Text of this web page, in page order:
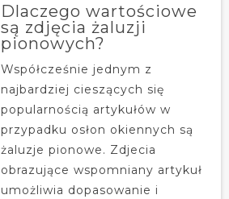
Dlaczego wartościowe
są zdjęcia żaluzji
pionowych?
Współcześnie jednym z
najbardziej cieszących się
popularnością artykułów w
przypadku osłon okiennych są
żaluzje pionowe. Zdjecia
obrazujące wspomniany artykuł
umożliwia dopasowanie i